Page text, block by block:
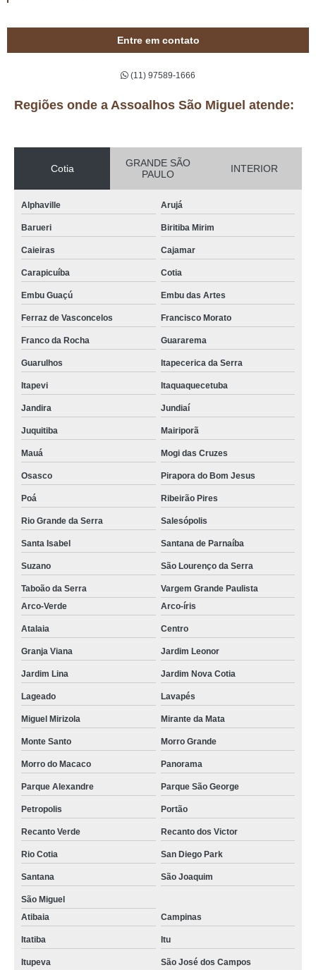
Entre em contato
(11) 97589-1666
Regiões onde a Assoalhos São Miguel atende:
Cotia
GRANDE SÃO
PAULO
INTERIOR
Alphaville Arujá
Barueri Biritiba Mirim
Caieiras Cajamar
Carapicuíba Cotia
Embu Guaçú Embu das Artes
Ferraz de Vasconcelos Francisco Morato
Franco da Rocha Guararema
Guarulhos Itapecerica da Serra
Itapevi Itaquaquecetuba
Jandira Jundiaí
Juquitiba Mairiporã
Mauá Mogi das Cruzes
Osasco Pirapora do Bom Jesus
Poá Ribeirão Pires
Rio Grande da Serra Salesópolis
Santa Isabel Santana de Parnaíba
Suzano São Lourenço da Serra
Taboão da Serra
Vargem Grande Paulista
Arco-Verde
Arco-íris
Atalaia Centro
Granja Viana Jardim Leonor
Jardim Lina Jardim Nova Cotia
Lageado Lavapés
Miguel Mirizola Mirante da Mata
Monte Santo Morro Grande
Morro do Macaco Panorama
Parque Alexandre Parque São George
Petropolis Portão
Recanto Verde Recanto dos Victor
Rio Cotia San Diego Park
Santana São Joaquim
São Miguel
Atibaia
Campinas
Itatiba Itu
Itupeva São José dos Campos